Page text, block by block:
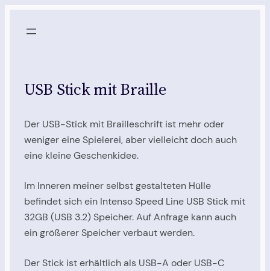
Inhalt
USB Stick mit Braille
Der USB-Stick mit Brailleschrift ist mehr oder
weniger eine Spielerei, aber vielleicht doch auch
eine kleine Geschenkidee.
Im Inneren meiner selbst gestalteten Hülle
befindet sich ein Intenso Speed Line USB Stick mit
32GB (USB 3.2) Speicher. Auf Anfrage kann auch
ein größerer Speicher verbaut werden.
Der Stick ist erhältlich als USB-A oder USB-C